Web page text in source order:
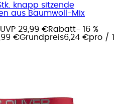
knapp sitzende
aus Baumwoll-Mix
UVP 29,99 €Rabatt- 16 %
€Grundpreis6,24 €pro / 1